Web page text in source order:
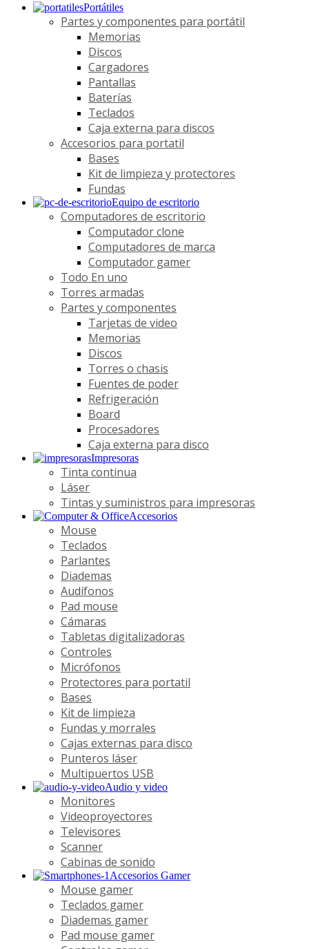
Portátiles
Partes y componentes para portátil
Memorias
Discos
Cargadores
Pantallas
Baterías
Teclados
Caja externa para discos
Accesorios para portatil
Bases
Kit de limpieza y protectores
Fundas
Equipo de escritorio
Computadores de escritorio
Computador clone
Computadores de marca
Computador gamer
Todo En uno
Torres armadas
Partes y componentes
Tarjetas de video
Memorias
Discos
Torres o chasis
Fuentes de poder
Refrigeración
Board
Procesadores
Caja externa para disco
Impresoras
Tinta continua
Láser
Tintas y suministros para impresoras
Accesorios
Mouse
Teclados
Parlantes
Diademas
Audífonos
Pad mouse
Cámaras
Tabletas digitalizadoras
Controles
Micrófonos
Protectores para portatil
Bases
Kit de limpieza
Fundas y morrales
Cajas externas para disco
Punteros láser
Multipuertos USB
Audio y video
Monitores
Videoproyectores
Televisores
Scanner
Cabinas de sonido
Accesorios Gamer
Mouse gamer
Teclados gamer
Diademas gamer
Pad mouse gamer